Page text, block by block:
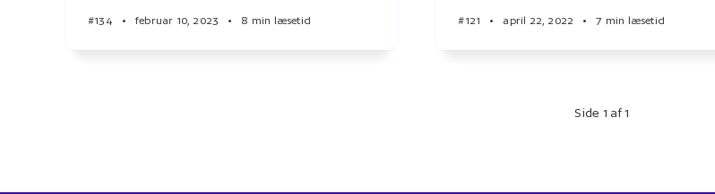
#134 • februar 10, 2023 • 8 min læsetid #121 • april 22, 2022 • 7 min læsetid
Side 1 af 1